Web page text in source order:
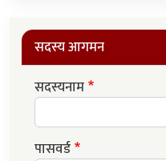
सदस्य आगमन
सदस्यनाम
पासवर्ड